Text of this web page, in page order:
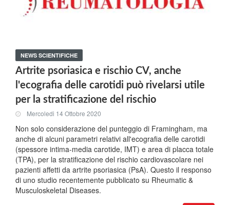
NEWS SCIENTIFICHE
Artrite psoriasica e rischio CV, anche
l'ecografia delle carotidi può rivelarsi utile
per la stratificazione del rischio
Mercoledi 14 Ottobre 2020
Non solo considerazione del punteggio di Framingham, ma
anche di alcuni parametri relativi all'ecografia delle carotidi
(spessore intima-media carotide, IMT) e area di placca totale
(TPA), per la stratificazione del rischio cardiovascolare nei
pazienti affetti da artrite psoriasica (PsA). Questo il responso
di uno studio recentemente pubblicato su Rheumatic &
Musculoskeletal Diseases.